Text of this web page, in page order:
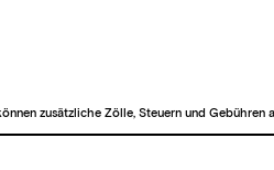
zusätzliche Zölle, Steuern und Gebühren